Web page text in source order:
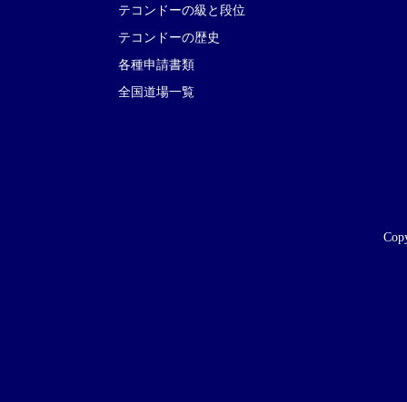
テコンドーの級と段位
テコンドーの歴史
各種申請書類
全国道場一覧